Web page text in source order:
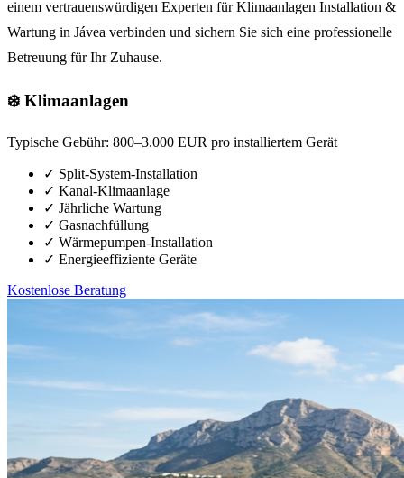
einem vertrauenswürdigen Experten für Klimaanlagen Installation &
Wartung in Jávea verbinden und sichern Sie sich eine professionelle
Betreuung für Ihr Zuhause.
❄️ Klimaanlagen
Typische Gebühr: 800–3.000 EUR pro installiertem Gerät
✓ Split-System-Installation
✓ Kanal-Klimaanlage
✓ Jährliche Wartung
✓ Gasnachfüllung
✓ Wärmepumpen-Installation
✓ Energieeffiziente Geräte
Kostenlose Beratung